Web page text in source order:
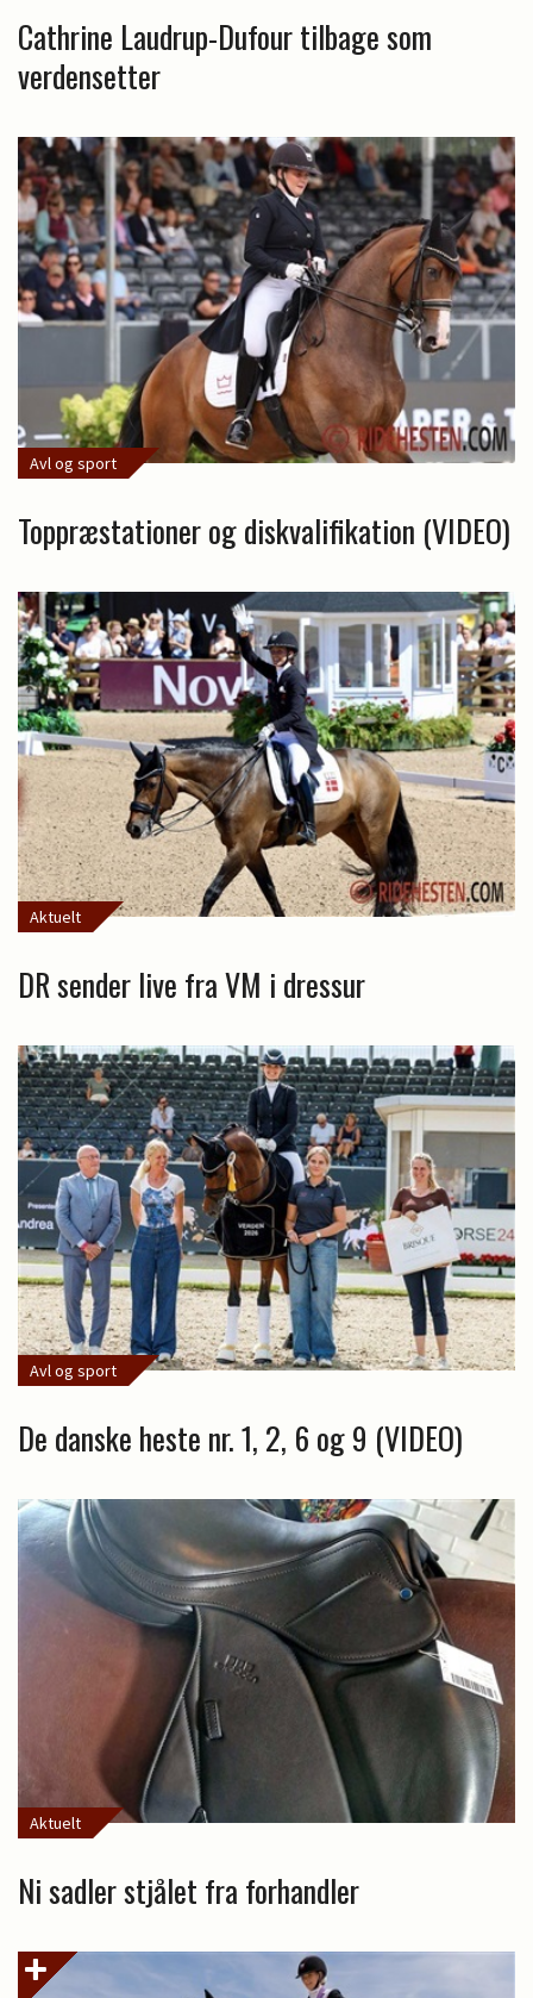
Cathrine Laudrup-Dufour tilbage som
verdensetter
Avl og sport
Toppræstationer og diskvalifikation (VIDEO)
Aktuelt
DR sender live fra VM i dressur
Avl og sport
De danske heste nr. 1, 2, 6 og 9 (VIDEO)
Aktuelt
Ni sadler stjålet fra forhandler